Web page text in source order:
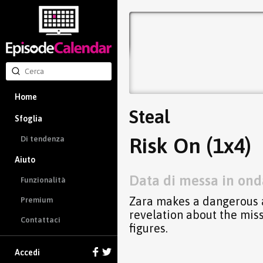
Home
Sfoglia
Di tendenza
Aiuto
Funzionalità
Premium
Contattaci
Accedi
Steal
Risk On (1x4)
Data di messa in
Zara makes a
revelation about the
figures.